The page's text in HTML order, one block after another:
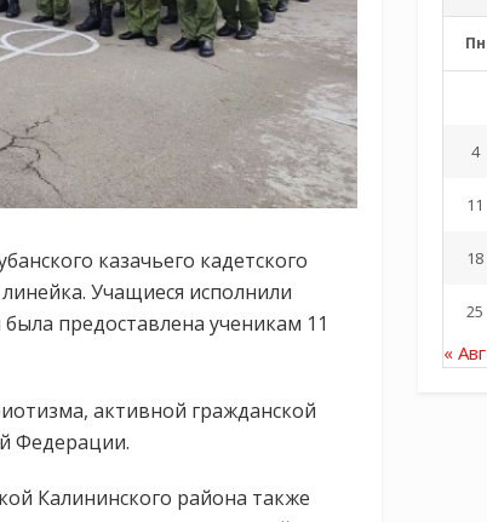
казачьего кадетского
Учащиеся исполнили
предоставлена ученикам 11
активной гражданской
Федерации.
Калининского района также
Пн
4
11
18
25
« Авг